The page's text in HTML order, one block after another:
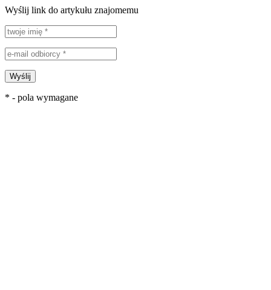
Wyślij link do artykułu znajomemu
Wyślij
* - pola wymagane